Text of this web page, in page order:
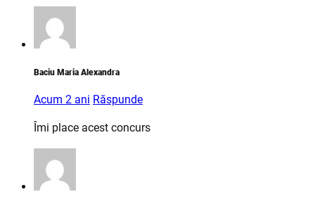
Baciu Maria Alexandra
Acum 2 ani Răspunde
Îmi place acest concurs